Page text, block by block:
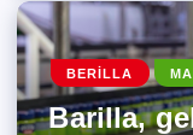
BERILLA
Barilla,